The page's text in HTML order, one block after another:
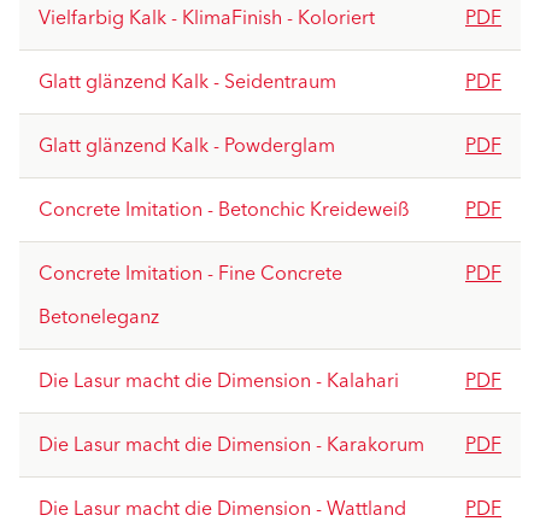
Vielfarbig Kalk - KlimaFinish - Koloriert
PDF
Glatt glänzend Kalk - Seidentraum
PDF
Glatt glänzend Kalk - Powderglam
PDF
Concrete Imitation - Betonchic Kreideweiß
PDF
Concrete Imitation - Fine Concrete
Betoneleganz
PDF
Die Lasur macht die Dimension - Kalahari
PDF
Die Lasur macht die Dimension - Karakorum
PDF
Die Lasur macht die Dimension - Wattland
PDF